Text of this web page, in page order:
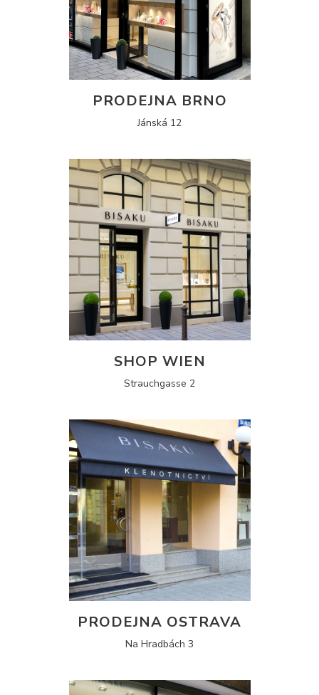
PRODEJNA BRNO
Jánská 12
SHOP WIEN
Strauchgasse 2
PRODEJNA OSTRAVA
Na Hradbách 3